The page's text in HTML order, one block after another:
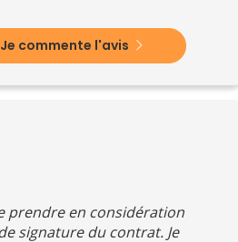
Je commente l'avis
prendre en considération
signature du contrat. Je